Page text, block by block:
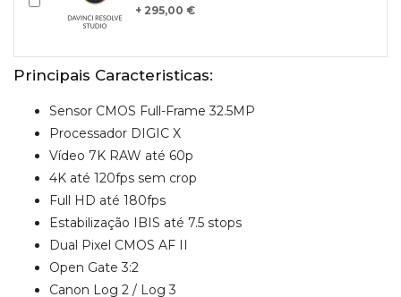
+ 295,00 €
Principais Caracteristicas:
Sensor CMOS Full-Frame 32.5MP
Processador DIGIC X
Vídeo 7K RAW até 60p
4K até 120fps sem crop
Full HD até 180fps
Estabilização IBIS até 7.5 stops
Dual Pixel CMOS AF II
Open Gate 3:2
Canon Log 2 / Log 3